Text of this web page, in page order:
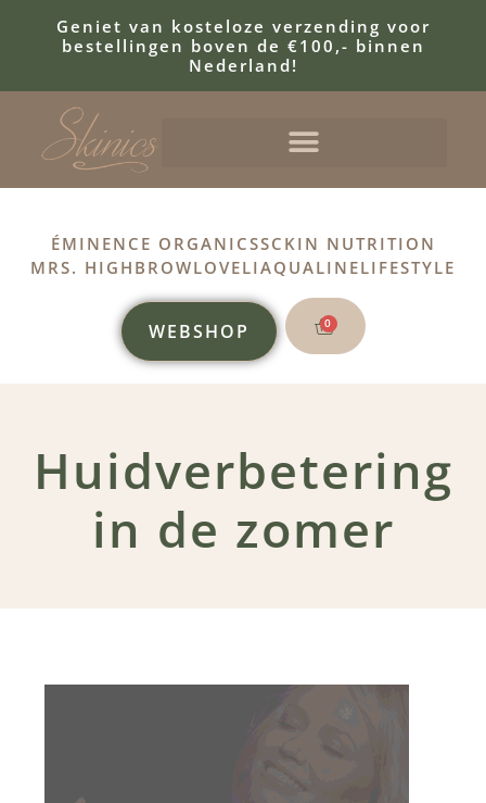
Geniet van kosteloze verzending voor
bestellingen boven de €100,- binnen
Nederland!
ÉMINENCE ORGANICSSCKIN NUTRITION
MRS. HIGHBROWLOVELIAQUALINELIFESTYLE
WEBSHOP 0
Huidverbetering
in de zomer